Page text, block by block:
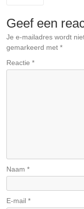
Geef een
Je e-mailadres wordt
gemarkeerd met*
Reactie*
Naam*
E-mail*